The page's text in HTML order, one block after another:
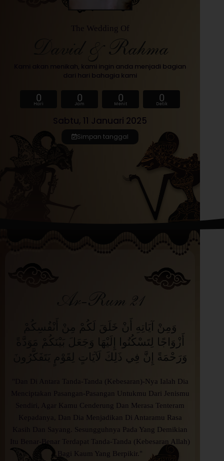
The Wedding Of
David & Rahma
Kami akan menikah, kami ingin anda menjadi bagian
dari hari bahagia kami
0
Hari
0
Jam
0
Menit
0
Detik
Sabtu, 11 Januari 2025
Simpan tanggal
Ar-Rum 21
وَمِنْ آيَاتِهِ أَنْ خَلَقَ لَكُمْ مِنْ أَنْفُسِكُمْ
أَزْوَاجًا لِتَسْكُنُوا إِلَيْهَا وَجَعَلَ بَيْنَكُمْ مَوَدَّةً
وَرَحْمَةً إِنَّ فِي ذَلِكَ لَآيَاتٍ لِقَوْمٍ يَتَفَكَّرُونَ
"Dan Di Antara Tanda-Tanda (Kebesaran)-Nya Ialah Dia
Menciptakan Pasangan-Pasangan Untukmu Dari Jenismu
Sendiri, Agar Kamu Cenderung Dan Merasa Tenteram
Kepadanya, Dan Dia Menjadikan Di Antaramu Rasa
Kasih Dan Sayang. Sesungguhnya Pada Yang Demikian
Itu Benar-Benar Terdapat Tanda-Tanda (Kebesaran Allah)
Bagi Kaum Yang Berpikir."